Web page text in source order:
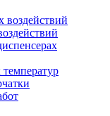
воздействий